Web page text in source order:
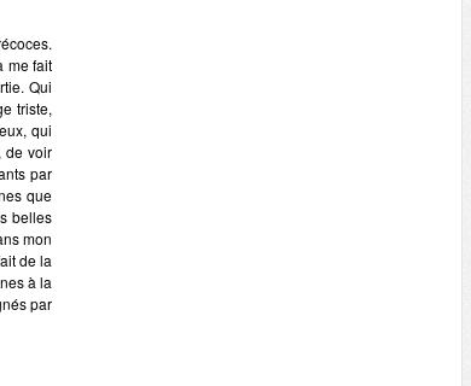
me fait
Qui
triste,
qui
de voir
par
que
belles
mon
de la
à la
par